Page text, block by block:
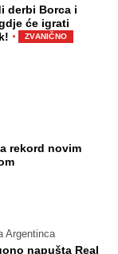
derbi Borca i
će igrati
· ZVANIČNO
rekord novim
Argentinca
napušta Real